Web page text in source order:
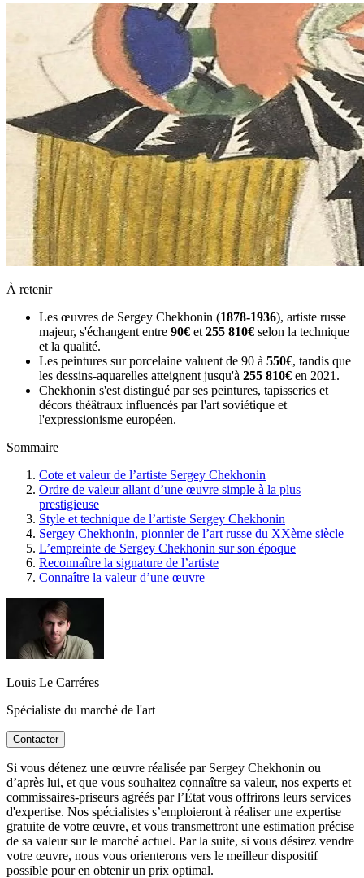
À retenir
Les œuvres de Sergey Chekhonin (1878-1936), artiste russe
majeur, s'échangent entre 90€ et 255 810€ selon la technique
et la qualité.
Les peintures sur porcelaine valuent de 90 à 550€, tandis que
les dessins-aquarelles atteignent jusqu'à 255 810€ en 2021.
Chekhonin s'est distingué par ses peintures, tapisseries et
décors théâtraux influencés par l'art soviétique et
l'expressionisme européen.
Sommaire
Cote et valeur de l’artiste Sergey Chekhonin
Ordre de valeur allant d’une œuvre simple à la plus
prestigieuse
Style et technique de l’artiste Sergey Chekhonin
Sergey Chekhonin, pionnier de l’art russe du XXème siècle
L’empreinte de Sergey Chekhonin sur son époque
Reconnaître la signature de l’artiste
Connaître la valeur d’une œuvre
Louis Le Carréres
Spécialiste du marché de l'art
Contacter
Si vous détenez une œuvre réalisée par Sergey Chekhonin ou
d’après lui, et que vous souhaitez connaître sa valeur, nos experts et
commissaires-priseurs agréés par l’État vous offrirons leurs services
d'expertise. Nos spécialistes s’emploieront à réaliser une expertise
gratuite de votre œuvre, et vous transmettront une estimation précise
de sa valeur sur le marché actuel. Par la suite, si vous désirez vendre
votre œuvre, nous vous orienterons vers le meilleur dispositif
possible pour en obtenir un prix optimal.